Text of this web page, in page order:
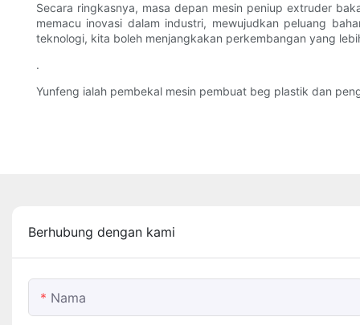
Secara ringkasnya, masa depan mesin peniup extruder
memacu inovasi dalam industri, mewujudkan peluang
teknologi, kita boleh menjangkakan perkembangan yang
.
Yunfeng ialah pembekal mesin pembuat beg plastik dan
Berhubung dengan kami
Nama